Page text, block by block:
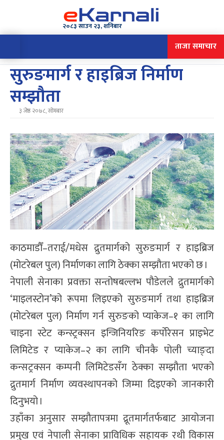
२०८३ साउन २३, शनिबार
ताजा समाचार
सुरुङमार्ग र हाइब्रिज निर्माण
सम्झौता
३ जेष्ठ २०७८, सोमबार
काठमाडौँ–तराई/मधेस द्रुतमार्गको सुरुङमार्ग र हाइब्रिज
(मोटरेबल पुल) निर्माणका लागि ठेक्का सम्झौता भएको छ ।
नेपाली सेनाका प्रवक्ता सन्तोषबल्लभ पौडेलले द्रुतमार्गको
‘माइलस्टोन’को रूपमा लिइएको सुरुङमार्ग तथा हाइब्रिज
(मोटरेबल पुल) निर्माण गर्न सुरुङको प्याकेज–१ का लागि
चाइना स्टेट कन्स्ट्रक्सन इन्जिनियरिङ कर्पाेरेसन प्राइभेट
लिमिटेड र प्याकेज–२ का लागि चीनकै पोली च्याङ्दा
कन्सट्रक्सन कम्पनी लिमिटेडसँग ठेक्का सम्झौता भएको
द्रुतमार्ग निर्माण व्यवस्थापनको जिम्मा दिइएको जानकारी
दिनुभयो ।
उहाँका अनुसार सम्झौतापत्रमा द्रूतमार्गतर्फबाट आयोजना
प्रमुख एवं नेपाली सेनाका प्राविधिक सहायक रथी विकास